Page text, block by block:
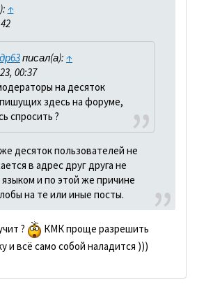
↑
писал(а): ↑
00:37
на десяток
здесь на форуме,
спросить ?
десяток пользователей не
в адрес друг друга не
и по этой же причине
на те или иные посты.
?
КМК проще разрешить
и всё само собой наладится )))